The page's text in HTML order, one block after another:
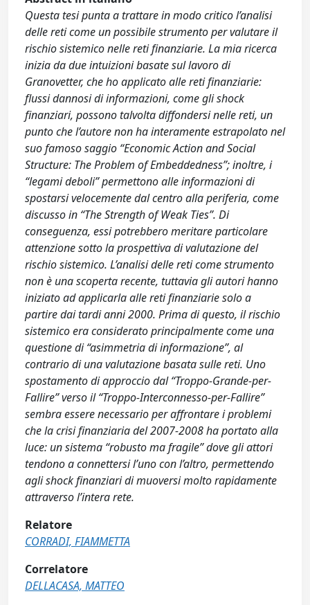
Questa tesi punta a trattare in modo critico l’analisi
delle reti come un possibile strumento per valutare il
rischio sistemico nelle reti finanziarie. La mia ricerca
inizia da due intuizioni basate sul lavoro di
Granovetter, che ho applicato alle reti finanziarie:
flussi dannosi di informazioni, come gli shock
finanziari, possono talvolta diffondersi nelle reti, un
punto che l’autore non ha interamente estrapolato nel
suo famoso saggio “Economic Action and Social
Structure: The Problem of Embeddedness”; inoltre, i
“legami deboli” permettono alle informazioni di
spostarsi velocemente dal centro alla periferia, come
discusso in “The Strength of Weak Ties”. Di
conseguenza, essi potrebbero meritare particolare
attenzione sotto la prospettiva di valutazione del
rischio sistemico. L’analisi delle reti come strumento
non è una scoperta recente, tuttavia gli autori hanno
iniziato ad applicarla alle reti finanziarie solo a
partire dai tardi anni 2000. Prima di questo, il rischio
sistemico era considerato principalmente come una
questione di “asimmetria di informazione”, al
contrario di una valutazione basata sulle reti. Uno
spostamento di approccio dal “Troppo-Grande-per-
Fallire” verso il “Troppo-Interconnesso-per-Fallire”
sembra essere necessario per affrontare i problemi
che la crisi finanziaria del 2007-2008 ha portato alla
luce: un sistema “robusto ma fragile” dove gli attori
tendono a connettersi l’uno con l’altro, permettendo
agli shock finanziari di muoversi molto rapidamente
attraverso l’intera rete.
Relatore
CORRADI, FIAMMETTA
Correlatore
DELLACASA, MATTEO